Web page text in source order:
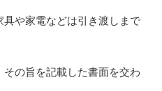
や家電などは引き渡しまで
の旨を記載した書面を交わ